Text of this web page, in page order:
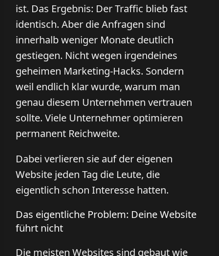
ist. Das Ergebnis: Der Traffic blieb fast
identisch. Aber die Anfragen sind
innerhalb weniger Monate deutlich
gestiegen. Nicht wegen irgendeines
geheimen Marketing-Hacks. Sondern
weil endlich klar wurde, warum man
genau diesem Unternehmen vertrauen
sollte. Viele Unternehmer optimieren
permanent Reichweite.
Dabei verlieren sie auf der eigenen
Website jeden Tag die Leute, die
eigentlich schon Interesse hatten.
Das eigentliche Problem: Deine Website
führt nicht
Die meisten Websites sind gebaut wie